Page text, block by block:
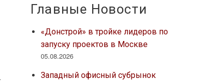
Главные Новости
«Донстрой» в тройке лидеров по
запуску проектов в Москве
05.08.2026
Западный офисный субрынок